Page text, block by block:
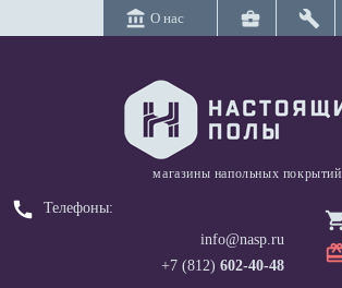
account_balance О нас business_center build
магазины напольных покрытий
call
Телефоны:
info@nasp.ru
+7 (812) 602-40-48